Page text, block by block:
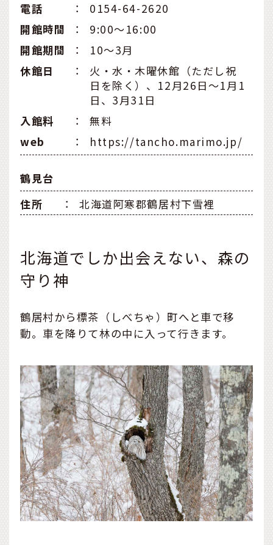
電話
：
0154-64-2620
開館時間
：
9:00～16:00
開館期間
：
10～3月
休館日
：
火・水・木曜休館（ただし祝
日を除く）、12月26日～1月1
日、3月31日
入館料
：
無料
web
： https://tancho.marimo.jp/
鶴見台
住所
： 北海道阿寒郡鶴居村下雪裡
北海道でしか出会えない、森の
守り神
鶴居村から標茶（しべちゃ）町へと車で移
動。車を降りて林の中に入って行きます。